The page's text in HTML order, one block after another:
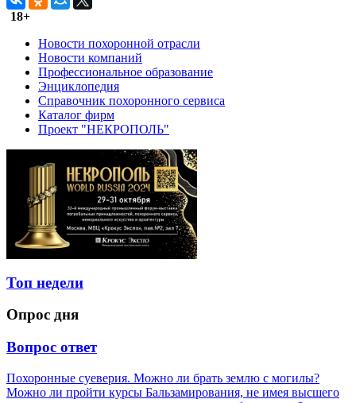
18+
Новости похоронной отрасли
Новости компаний
Профессиональное образование
Энциклопедия
Справочник похоронного сервиса
Каталог фирм
Проект "НЕКРОПОЛЬ"
Топ недели
Опрос дня
Вопрос ответ
Похоронные суеверия. Можно ли брать землю с могилы?
Можно ли пройти курсы Бальзамирования, не имея высшего